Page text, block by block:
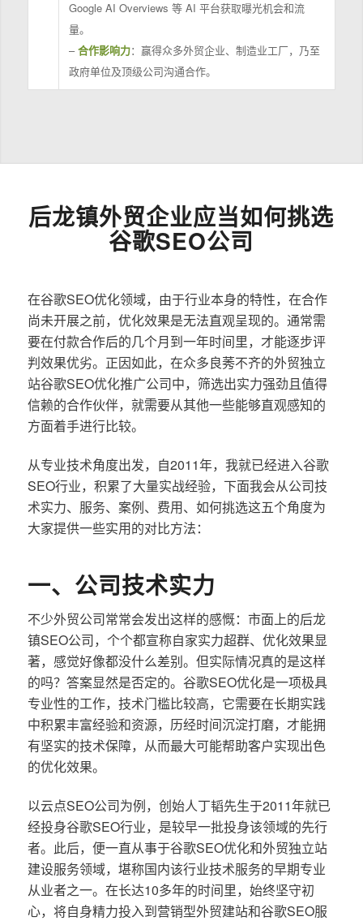
Google AI Overviews 等 AI 平台获取曝光机会和流
量。
–合作影响力：赢得众多外贸企业、制造业工厂，乃至
政府单位及顶级公司沟通合作。
后龙镇外贸企业应当如何挑选
谷歌SEO公司
在谷歌SEO优化领域，由于行业本身的特性，在合作
尚未开展之前，优化效果是无法直观呈现的。通常需
要在付款合作后的几个月到一年时间里，才能逐步评
判效果优劣。正因如此，在众多良莠不齐的外贸独立
站谷歌SEO优化推广公司中，筛选出实力强劲且值得
信赖的合作伙伴，就需要从其他一些能够直观感知的
方面着手进行比较。
从专业技术角度出发，自2011年，我就已经进入谷歌
SEO行业，积累了大量实战经验，下面我会从公司技
术实力、服务、案例、费用、如何挑选这五个角度为
大家提供一些实用的对比方法：
一、公司技术实力
不少外贸公司常常会发出这样的感慨：市面上的后龙
镇SEO公司，个个都宣称自家实力超群、优化效果显
著，感觉好像都没什么差别。但实际情况真的是这样
的吗？答案显然是否定的。谷歌SEO优化是一项极具
专业性的工作，技术门槛比较高，它需要在长期实践
中积累丰富经验和资源，历经时间沉淀打磨，才能拥
有坚实的技术保障，从而最大可能帮助客户实现出色
的优化效果。
以云点SEO公司为例，创始人丁韬先生于2011年就已
经投身谷歌SEO行业，是较早一批投身该领域的先行
者。此后，便一直从事于谷歌SEO优化和外贸独立站
建设服务领域，堪称国内该行业技术服务的早期专业
从业者之一。在长达10多年的时间里，始终坚守初
心，将自身精力投入到营销型外贸建站和谷歌SEO服